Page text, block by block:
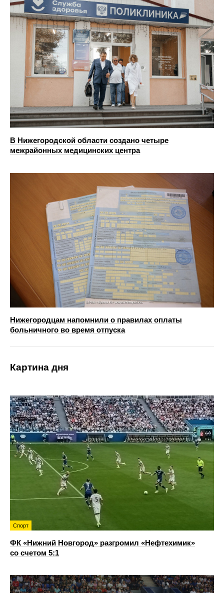
В Нижегородской области создано четыре
межрайонных медицинских центра
Нижегородцам напомнили о правилах оплаты
больничного во время отпуска
Картина дня
Спорт
ФК «Нижний Новгород» разгромил «Нефтехимик»
со счетом 5:1